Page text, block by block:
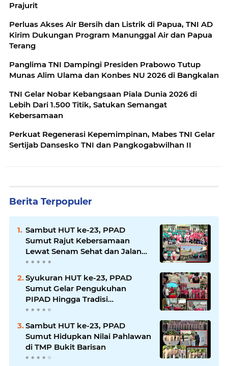
Prajurit
Perluas Akses Air Bersih dan Listrik di Papua, TNI AD
Kirim Dukungan Program Manunggal Air dan Papua
Terang
Panglima TNI Dampingi Presiden Prabowo Tutup
Munas Alim Ulama dan Konbes NU 2026 di Bangkalan
TNI Gelar Nobar Kebangsaan Piala Dunia 2026 di
Lebih Dari 1.500 Titik, Satukan Semangat
Kebersamaan
Perkuat Regenerasi Kepemimpinan, Mabes TNI Gelar
Sertijab Dansesko TNI dan Pangkogabwilhan II
Berita Terpopuler
Sambut HUT ke-23, PPAD
Sumut Rajut Kebersamaan
Lewat Senam Sehat dan Jalan
Santai di Mako Bekangdam I/BB
Syukuran HUT ke-23, PPAD
Sumut Gelar Pengukuhan
PIPAD Hingga Tradisi
Kekeluargaan
Sambut HUT ke-23, PPAD
Sumut Hidupkan Nilai Pahlawan
di TMP Bukit Barisan